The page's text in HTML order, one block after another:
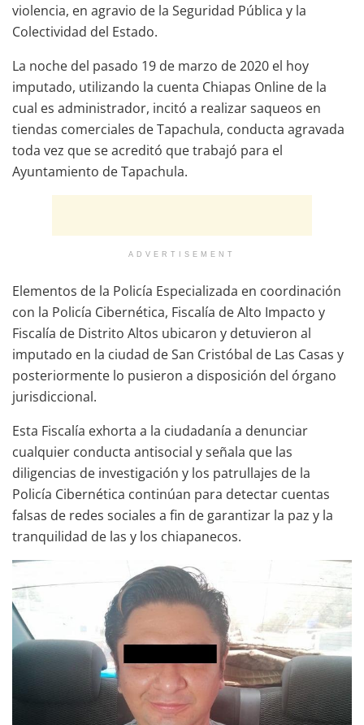
violencia, en agravio de la Seguridad Pública y la
Colectividad del Estado.
La noche del pasado 19 de marzo de 2020 el hoy
imputado, utilizando la cuenta Chiapas Online de la
cual es administrador, incitó a realizar saqueos en
tiendas comerciales de Tapachula, conducta agravada
toda vez que se acreditó que trabajó para el
Ayuntamiento de Tapachula.
ADVERTISEMENT
Elementos de la Policía Especializada en coordinación
con la Policía Cibernética, Fiscalía de Alto Impacto y
Fiscalía de Distrito Altos ubicaron y detuvieron al
imputado en la ciudad de San Cristóbal de Las Casas y
posteriormente lo pusieron a disposición del órgano
jurisdiccional.
Esta Fiscalía exhorta a la ciudadanía a denunciar
cualquier conducta antisocial y señala que las
diligencias de investigación y los patrullajes de la
Policía Cibernética continúan para detectar cuentas
falsas de redes sociales a fin de garantizar la paz y la
tranquilidad de las y los chiapanecos.